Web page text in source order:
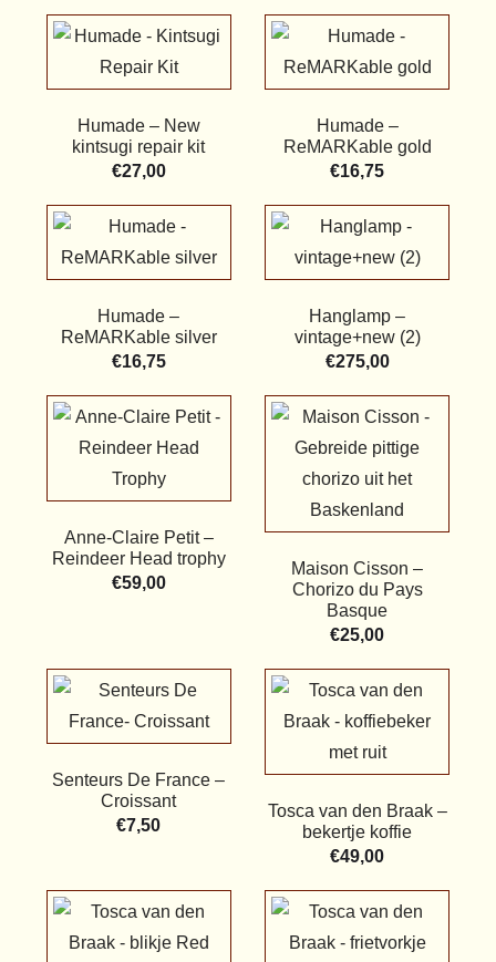
Humade – New
kintsugi repair kit
€27,00
Humade –
ReMARKable gold
€16,75
Humade –
ReMARKable silver
€16,75
Hanglamp –
vintage+new (2)
€275,00
Anne-Claire Petit –
Reindeer Head trophy
€59,00
Maison Cisson –
Chorizo du Pays
Basque
€25,00
Senteurs De France –
Croissant
€7,50
Tosca van den Braak –
bekertje koffie
€49,00